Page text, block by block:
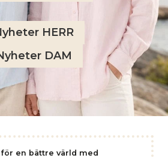
HERR
DAM
en bättre värld med